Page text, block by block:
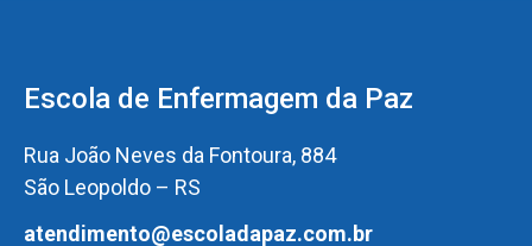
Escola de Enfermagem da Paz
Rua João Neves da Fontoura, 884
São Leopoldo – RS
atendimento@escoladapaz.com.br